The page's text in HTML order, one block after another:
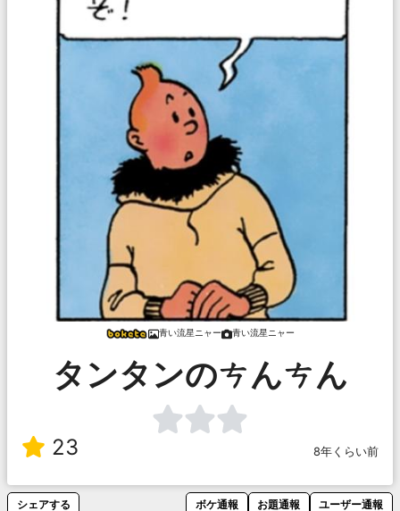
青い流星ニャー 青い流星ニャー
タンタンのㄘんㄘん
23 8年くらい前
シェアする ボケ通報 お題通報 ユーザー通報